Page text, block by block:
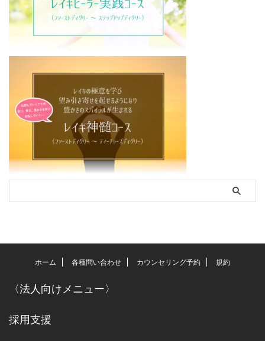
ホーム 各種問い合わせ カウンセリング予約 規約
〈法人向けメニュー〉
採用支援